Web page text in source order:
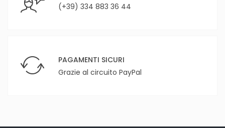
(+39) 334 883 36 44
PAGAMENTI SICURI
Grazie al circuito PayPal